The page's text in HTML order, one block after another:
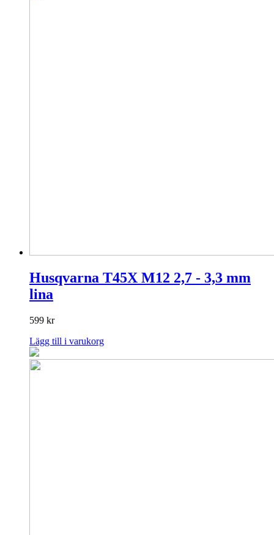
Husqvarna T45X M12 2,7 - 3,3 mm
lina
599 kr
Lägg till i varukorg